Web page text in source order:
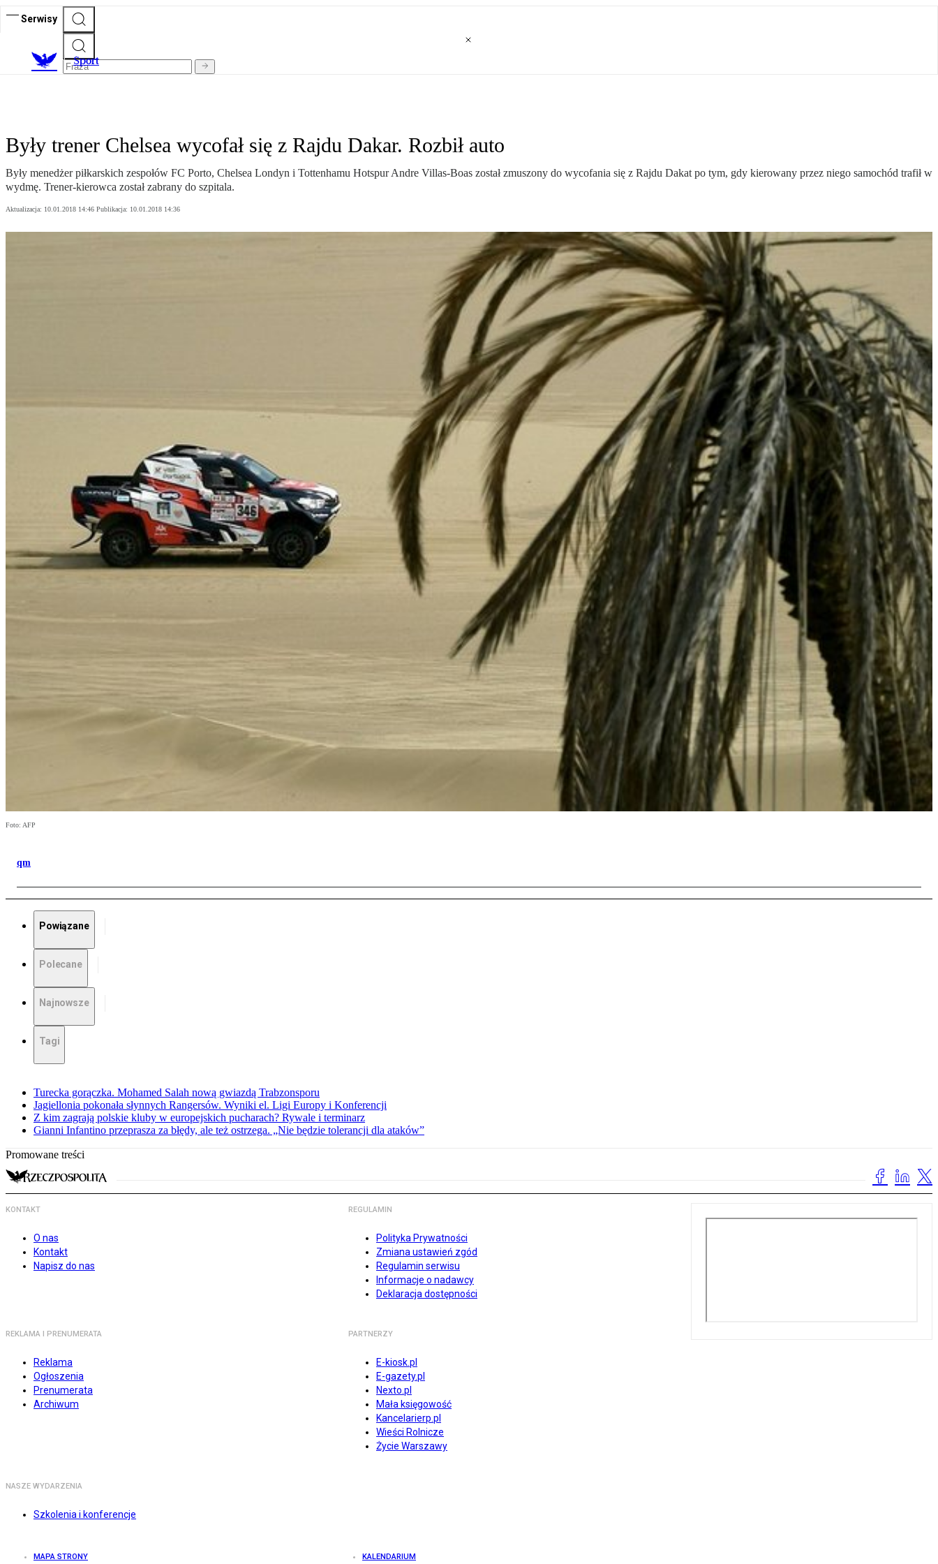
Serwisy
Sport
Były trener Chelsea wycofał się z Rajdu Dakar. Rozbił auto
Były menedżer piłkarskich zespołów FC Porto, Chelsea Londyn i Tottenhamu Hotspur Andre Villas-Boas został zmuszony do wycofania się z Rajdu Dakat po tym, gdy kierowany przez niego samochód trafił w
wydmę. Trener-kierowca został zabrany do szpitala.
Aktualizacja: 10.01.2018 14:46 Publikacja: 10.01.2018 14:36
Foto: AFP
qm
Powiązane
Polecane
Najnowsze
Tagi
Turecka gorączka. Mohamed Salah nową gwiazdą Trabzonsporu
Jagiellonia pokonała słynnych Rangersów. Wyniki el. Ligi Europy i Konferencji
Z kim zagrają polskie kluby w europejskich pucharach? Rywale i terminarz
Gianni Infantino przeprasza za błędy, ale też ostrzega. „Nie będzie tolerancji dla ataków”
Promowane treści
KONTAKT
O nas
Kontakt
Napisz do nas
REGULAMIN
Polityka Prywatności
Zmiana ustawień zgód
Regulamin serwisu
Informacje o nadawcy
Deklaracja dostępności
REKLAMA I PRENUMERATA
Reklama
Ogłoszenia
Prenumerata
Archiwum
PARTNERZY
E-kiosk.pl
E-gazety.pl
Nexto.pl
Mała księgowość
Kancelarierp.pl
Wieści Rolnicze
Życie Warszawy
NASZE WYDARZENIA
Szkolenia i konferencje
MAPA STRONY KALENDARIUM